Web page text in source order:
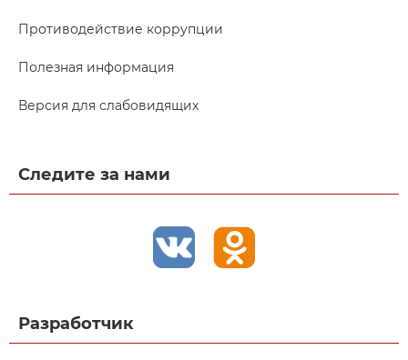
Противодействие коррупции
Полезная информация
Версия для слабовидящих
Следите за нами
Разработчик